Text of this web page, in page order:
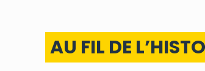
AU FIL DE